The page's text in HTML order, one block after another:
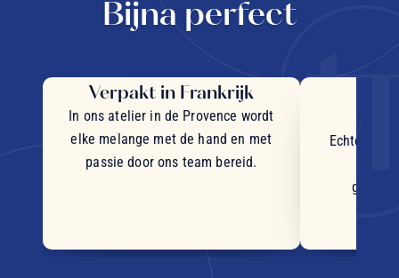
Bijna perfect
Verpakt in Frankrijk
In ons atelier in de Provence wordt
elke melange met de hand en met
passie door ons team bereid.
Echte